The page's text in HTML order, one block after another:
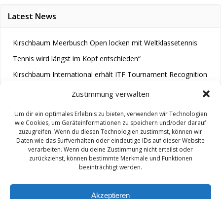
Zustimmung verwalten
Um dir ein optimales Erlebnis zu bieten, verwenden wir Technologien
wie Cookies, um Geräteinformationen zu speichern und/oder darauf
zuzugreifen. Wenn du diesen Technologien zustimmst, können wir
Daten wie das Surfverhalten oder eindeutige IDs auf dieser Website
verarbeiten. Wenn du deine Zustimmung nicht erteilst oder
zurückziehst, können bestimmte Merkmale und Funktionen
beeinträchtigt werden.
Akzeptieren
Latest News
Kirschbaum Meerbusch Open locken mit Weltklassetennis
Tennis wird längst im Kopf entschieden“
Kirschbaum International erhält ITF Tournament Recognition
© 2026 M.A.R.A.. Created for free using WordPress and
Colibri